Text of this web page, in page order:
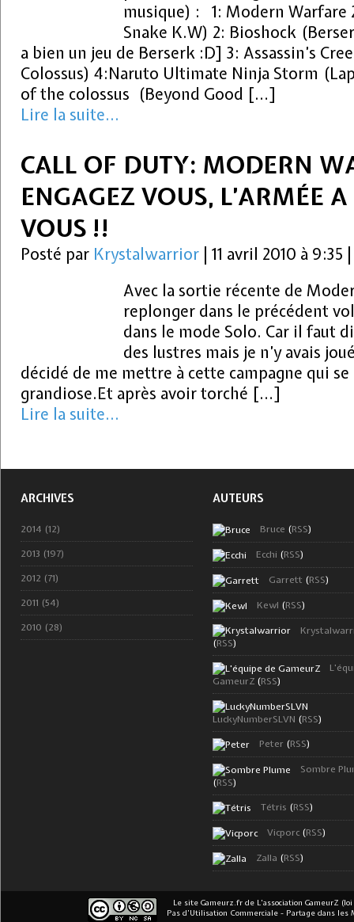
musique) : 1: Modern Warfare
Snake K.W) 2: Bioshock
a bien un jeu de Berserk :D] 3: Assassin’s
Colossus) 4:Naruto Ultimate Ninja Storm
of the colossus (Beyond Good […]
Lire la suite...
CALL OF DUTY: MODERN
ENGAGEZ VOUS, L’ARMÉE
VOUS !!
Posté par Krystalwarrior 11 avril 2010 à 9:35
Avec la sortie récente de
replonger dans le précédent
dans le mode Solo. Car il faut
des lustres mais je n’y avais
décidé de me mettre à cette campagne qui
grandiose.Et après avoir torché […]
Lire la suite...
ARCHIVES
2014 (12)
2013 (197)
2012 (71)
2011 (54)
2010 (28)
AUTEURS
Bruce (RSS)
Ecchi (RSS)
Garrett (RSS)
Kewl (RSS)
(RSS)
GameurZ (RSS)
LuckyNumberSLVN (RSS)
Peter (RSS)
Sombre
(RSS)
Tétris (RSS)
Vicporc (RSS)
Zalla (RSS)
Le site Gameurz.fr de L'association GameurZ (loi
Pas d’Utilisation Commerciale - Partage dans